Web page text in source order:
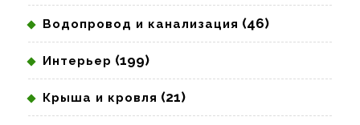
Водопровод и канализация (46)
Интерьер (199)
Крыша и кровля (21)